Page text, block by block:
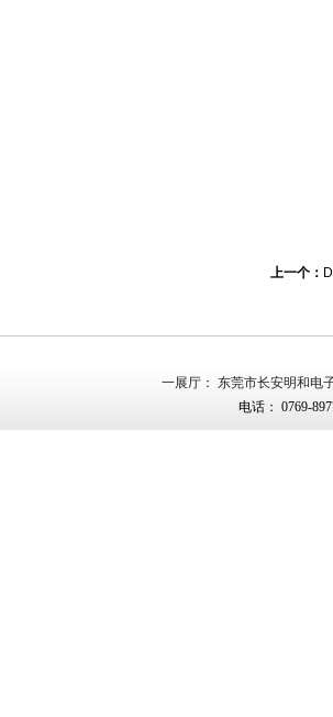
上一个：
一展厅： 东莞市长安明和电
电话： 0769-